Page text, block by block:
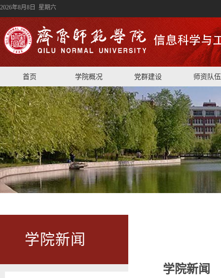
2026年8月8日 星期六
首页 学院概况 党群建设 师资队伍
学院新闻
学院新闻